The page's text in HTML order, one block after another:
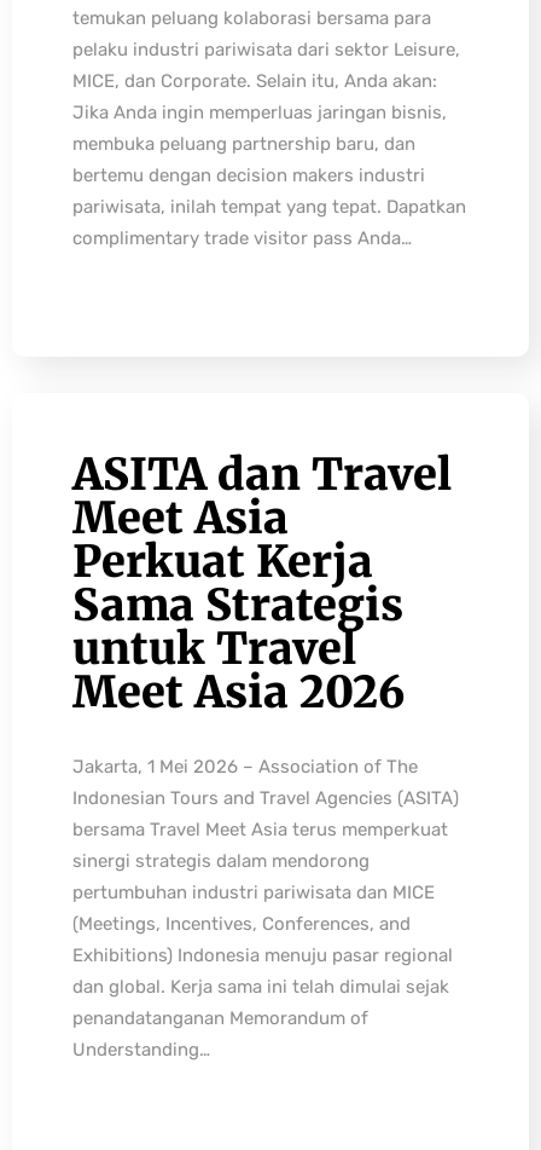
temukan peluang kolaborasi bersama para
pelaku industri pariwisata dari sektor Leisure,
MICE, dan Corporate. Selain itu, Anda akan:
Jika Anda ingin memperluas jaringan bisnis,
membuka peluang partnership baru, dan
bertemu dengan decision makers industri
pariwisata, inilah tempat yang tepat. Dapatkan
complimentary trade visitor pass Anda…
ASITA dan Travel
Meet Asia
Perkuat Kerja
Sama Strategis
untuk Travel
Meet Asia 2026
Jakarta, 1 Mei 2026 – Association of The
Indonesian Tours and Travel Agencies (ASITA)
bersama Travel Meet Asia terus memperkuat
sinergi strategis dalam mendorong
pertumbuhan industri pariwisata dan MICE
(Meetings, Incentives, Conferences, and
Exhibitions) Indonesia menuju pasar regional
dan global. Kerja sama ini telah dimulai sejak
penandatanganan Memorandum of
Understanding…